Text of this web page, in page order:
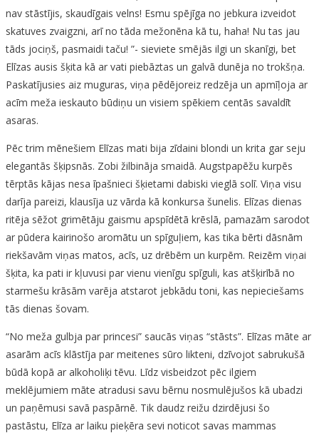
nav stāstījis, skaudīgais velns! Esmu spējīga no jebkura izveidot
skatuves zvaigzni, arī no tāda mežonēna kā tu, haha! Nu tas jau
tāds jociņš, pasmaidi taču! ”- sieviete smējās ilgi un skanīgi, bet
Elīzas ausis šķita kā ar vati piebāztas un galvā dunēja no trokšņa.
Paskatījusies aiz muguras, viņa pēdējoreiz redzēja un apmīļoja ar
acīm meža ieskauto būdiņu un visiem spēkiem centās savaldīt
asaras.
Pēc trim mēnešiem Elīzas mati bija zīdaini blondi un krita gar seju
elegantās šķipsnās. Zobi žilbināja smaidā. Augstpapēžu kurpēs
tērptās kājas nesa īpašnieci šķietami dabiski vieglā solī. Viņa visu
darīja pareizi, klausīja uz vārda kā konkursa šunelis. Elīzas dienas
ritēja sēžot grimētāju gaismu apspīdētā krēslā, pamazām sarodot
ar pūdera kairinošo aromātu un spīguļiem, kas tika bērti dāsnām
riekšavām viņas matos, acīs, uz drēbēm un kurpēm. Reizēm viņai
šķita, ka pati ir kļuvusi par vienu vienīgu spīguli, kas atšķirībā no
starmešu krāsām varēja atstarot jebkādu toni, kas nepieciešams
tās dienas šovam.
“No meža gulbja par princesi” saucās viņas “stāsts”. Elīzas māte ar
asarām acīs klāstīja par meitenes sūro likteni, dzīvojot sabrukušā
būdā kopā ar alkoholiķi tēvu. Līdz visbeidzot pēc ilgiem
meklējumiem māte atradusi savu bērnu nosmulējušos kā ubadzi
un paņēmusi savā paspārnē. Tik daudz reižu dzirdējusi šo
pastāstu, Elīza ar laiku pieķēra sevi noticot savas mammas